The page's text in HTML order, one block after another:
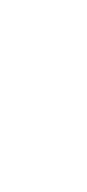
প্রু জেরী